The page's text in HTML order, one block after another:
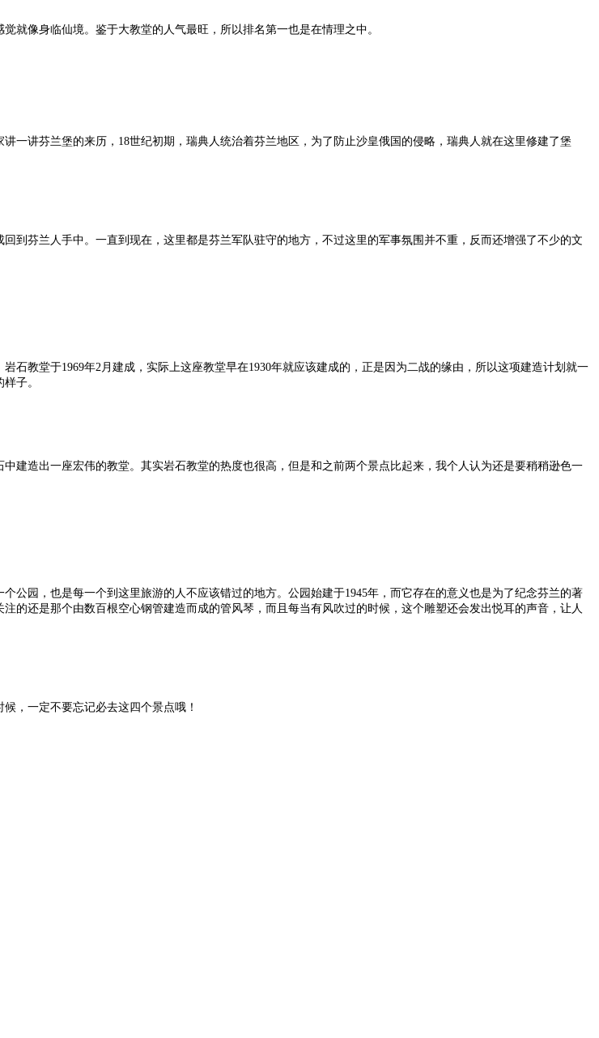
就像身临仙境。鉴于大教堂的人气最旺，所以排名第一也是在情理之中。
一讲芬兰堡的来历，18世纪初期，瑞典人统治着芬兰地区，为了防止沙皇俄国的侵略，瑞典人就在这里修建了堡
到芬兰人手中。一直到现在，这里都是芬兰军队驻守的地方，不过这里的军事氛围并不重，反而还增强了不少的文
教堂于1969年2月建成，实际上这座教堂早在1930年就应该建成的，正是因为二战的缘由，所以这项建造计划就一
子。
建造出一座宏伟的教堂。其实岩石教堂的热度也很高，但是和之前两个景点比起来，我个人认为还是要稍稍逊色一
公园，也是每一个到这里旅游的人不应该错过的地方。公园始建于1945年，而它存在的意义也是为了纪念芬兰的著
的还是那个由数百根空心钢管建造而成的管风琴，而且每当有风吹过的时候，这个雕塑还会发出悦耳的声音，让人
，一定不要忘记必去这四个景点哦！